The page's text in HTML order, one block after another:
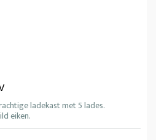
ladekast met 5 lades.
eiken.